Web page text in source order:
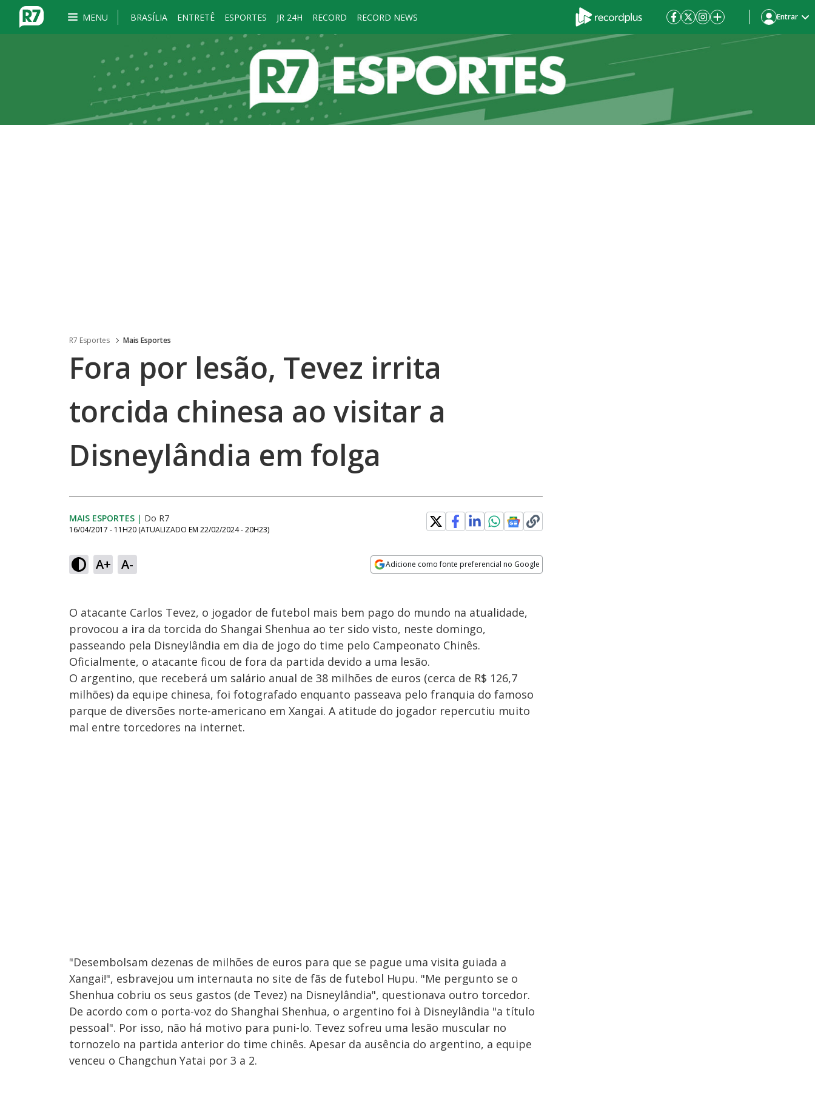
MENU BRASÍLIA ENTRETÊ ESPORTES JR 24H RECORD RECORD NEWS Entrar
R7 Esportes Mais Esportes
Fora por lesão, Tevez irrita
torcida chinesa ao visitar a
Disneylândia em folga
MAIS ESPORTES | Do R7
16/04/2017 - 11H20 (ATUALIZADO EM 22/02/2024 - 20H23)
A+ A- Adicione como fonte preferencial no Google
O atacante Carlos Tevez, o jogador de futebol mais bem pago do mundo na atualidade,
provocou a ira da torcida do Shangai Shenhua ao ter sido visto, neste domingo,
passeando pela Disneylândia em dia de jogo do time pelo Campeonato Chinês.
Oficialmente, o atacante ficou de fora da partida devido a uma lesão.
O argentino, que receberá um salário anual de 38 milhões de euros (cerca de R$ 126,7
milhões) da equipe chinesa, foi fotografado enquanto passeava pelo franquia do famoso
parque de diversões norte-americano em Xangai. A atitude do jogador repercutiu muito
mal entre torcedores na internet.
"Desembolsam dezenas de milhões de euros para que se pague uma visita guiada a
Xangai!", esbravejou um internauta no site de fãs de futebol Hupu. "Me pergunto se o
Shenhua cobriu os seus gastos (de Tevez) na Disneylândia", questionava outro torcedor.
De acordo com o porta-voz do Shanghai Shenhua, o argentino foi à Disneylândia "a título
pessoal". Por isso, não há motivo para puni-lo. Tevez sofreu uma lesão muscular no
tornozelo na partida anterior do time chinês. Apesar da ausência do argentino, a equipe
venceu o Changchun Yatai por 3 a 2.